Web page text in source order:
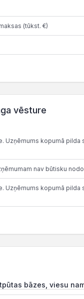
(tūkst. €)
vēsture
Uzņēmums kopumā
nav būtisku
Uzņēmums kopumā
bāzes, viesu